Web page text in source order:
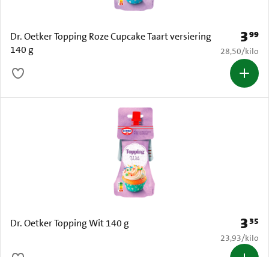
Dr. Oetker Topping Roze Cupcake Taart versiering
140 g
Prijs:
399
€ 28,50 per
28,50/kilo
Dr. Oetker Topping Wit 140 g Prijs:
335
€ 23,93 per
23,93/kilo